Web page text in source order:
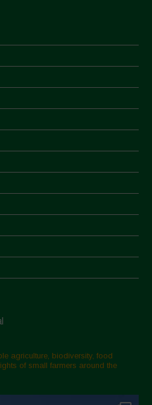
agriculture, biodiversity, food
of small farmers around the